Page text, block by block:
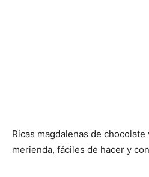
Ricas magdalenas de
merienda, fáciles de hacer y